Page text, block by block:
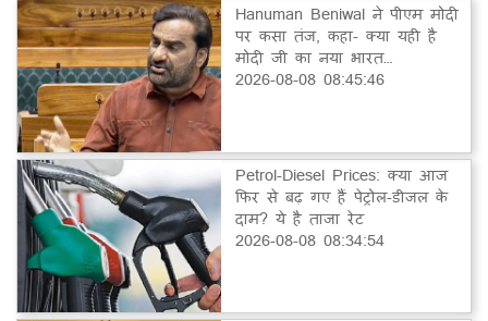
Hanuman Beniwal ने पीएम मोदी
पर कसा तंज, कहा- क्या यही है
मोदी जी का नया भारत…
2026-08-08 08:45:46
Petrol-Diesel Prices: क्या आज
फिर से बढ़ गए हैं पेट्रोल-डीजल के
दाम? ये है ताजा रेट
2026-08-08 08:34:54